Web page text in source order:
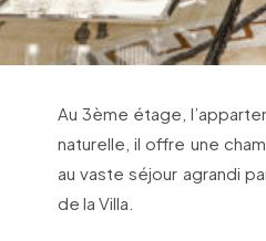
Au 3ème étage,
naturelle, il offre une
au vaste séjour agrandi
de la Villa.